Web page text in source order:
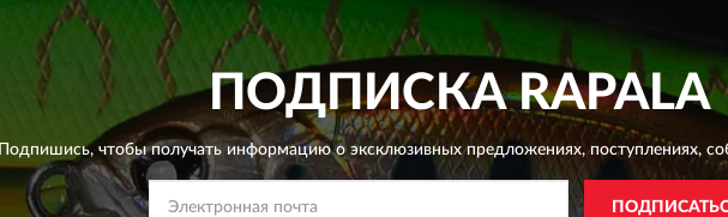
ПОДПИСКАRAPALA
Подпишись, чтобы получать информацию о эксклюзивных предложениях,поступлениях,